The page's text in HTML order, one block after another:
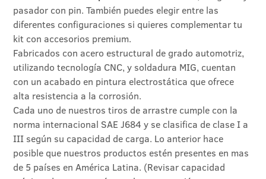
pasador con pin. También puedes elegir entre las
diferentes configuraciones si quieres complementar tu
kit con accesorios premium.
Fabricados con acero estructural de grado automotriz,
utilizando tecnología CNC, y soldadura MIG, cuentan
con un acabado en pintura electrostática que ofrece
alta resistencia a la corrosión.
Cada uno de nuestros tiros de arrastre cumple con la
norma internacional SAE J684 y se clasifica de clase I a
III según su capacidad de carga. Lo anterior hace
posible que nuestros productos estén presentes en mas
de 5 países en América Latina. (Revisar capacidad